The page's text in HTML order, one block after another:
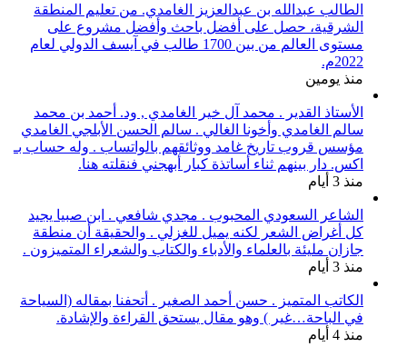
الطالب عبدالله بن عبدالعزيز الغامدي. من تعليم المنطقة
الشرقية، حصل على أفضل باحث وأفضل مشروع على
مستوى العالم من بين 1700 طالب في آيسف الدولي لعام
2022م.
منذ يومين
الأستاذ القدير . محمد آل خير الغامدي , ود. أحمد بن محمد
سالم الغامدي وأخونا الغالي . سالم الحسن الأبلجي الغامدي
مؤسس قروب تاريخ غامد ووثائقهم بالواتساب . وله حساب بـ
اكس. دار بينهم ثناء أساتذة كبار أبهجني فنقلته هنا.
منذ 3 أيام
الشاعر السعودي المحبوب . مجدي شافعي . ابن صبيا يجيد
كل أغراض الشعر لكنه يميل للغزلي . والحقيقة أن منطقة
جازان مليئة بالعلماء والأدباء والكتاب والشعراء المتميزون .
منذ 3 أيام
الكاتب المتميز . حسن أحمد الصغير . أتحفنا بمقاله (السياحة
في الباحة…غير ) وهو مقال يستحق القراءة والإشادة.
منذ 4 أيام